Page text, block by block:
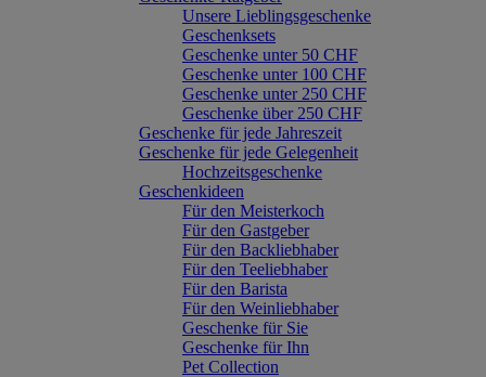
Unsere Lieblingsgeschenke
Geschenksets
Geschenke unter 50 CHF
Geschenke unter 100 CHF
Geschenke unter 250 CHF
Geschenke über 250 CHF
Geschenke für jede Jahreszeit
Geschenke für jede Gelegenheit
Hochzeitsgeschenke
Geschenkideen
Für den Meisterkoch
Für den Gastgeber
Für den Backliebhaber
Für den Teeliebhaber
Für den Barista
Für den Weinliebhaber
Geschenke für Sie
Geschenke für Ihn
Pet Collection